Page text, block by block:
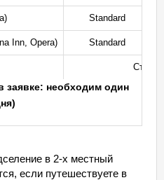
Standard
Inn, Opera) Standard
заявке: необходим один
в 2-х местный
если путешествуете в